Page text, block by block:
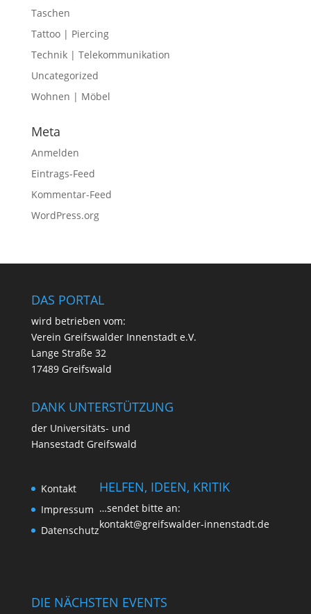
Taschen
Tattoo | Piercing
Technik | Telekommunikation
Uncategorized
Wohnen | Möbel
Meta
Anmelden
Eintrags-Feed
Kommentar-Feed
WordPress.org
DAS PORTAL
wird betrie­ben vom:
Ver­ein Greifs­wal­der Innen­stadt e.V.
Lan­ge Stra­ße 32
17489 Greifswald
DANK UNTERSTÜTZUNG
der Uni­ver­si­täts- und
Han­se­stadt Greifswald
Kon­takt
Impres­sum
Daten­schutz
HELFEN, IDEEN, KRITIK
…sen­det bit­te an:
kontakt@greifswalder-innenstadt.de
DIE NÄCHSTEN EVENTS